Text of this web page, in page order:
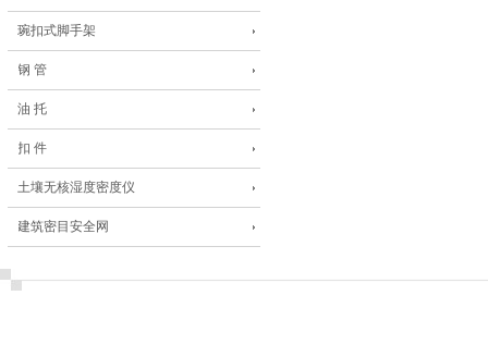
琬扣式脚手架
钢 管
油 托
扣 件
土壤无核湿度密度仪
建筑密目安全网